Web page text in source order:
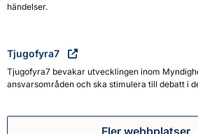
händelser.
Tjugofyra7
Tjugofyra7 bevakar utvecklingen inom
ansvarsområden och ska stimulera till debatt i